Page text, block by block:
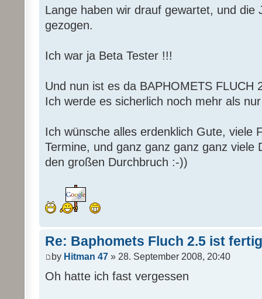
Lange haben wir drauf gewartet, und die
gezogen.
Ich war ja Beta Tester !!!
Und nun ist es da BAPHOMETS FLUCH
Ich werde es sicherlich noch mehr als
Ich wünsche alles erdenklich Gute, viele
Termine, und ganz ganz ganz ganz viele
den großen Durchbruch :-))
Re: Baphomets Fluch 2.5 ist fertig
by Hitman 47 » 28. September 2008, 20:40
Oh hatte ich fast vergessen